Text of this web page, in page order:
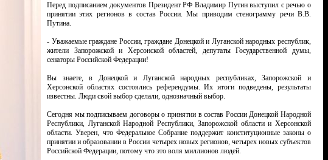
Перед подписанием документов Президент РФ Владимир Путин выступил с речью о
принятии этих регионов в состав России. Мы приводим стенограмму речи В.В.
Путина.
- Уважаемые граждане России, граждане Донецкой и Луганской народных республик,
жители Запорожской и Херсонской областей, депутаты Государственной думы,
сенаторы Российской Федерации!
Вы знаете, в Донецкой и Луганской народных республиках, Запорожской и
Херсонской областях состоялись референдумы. Их итоги подведены, результаты
известны. Люди свой выбор сделали, однозначный выбор.
Сегодня мы подписываем договоры о принятии в состав России Донецкой Народной
Республики, Луганской Народной Республики, Запорожской области и Херсонской
области. Уверен, что Федеральное Собрание поддержит конституционные законы о
принятии и образовании в России четырех новых регионов, четырех новых субъектов
Российской Федерации, потому что это воля миллионов людей.